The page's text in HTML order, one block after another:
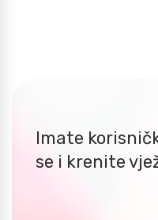
Imate
se i krenite